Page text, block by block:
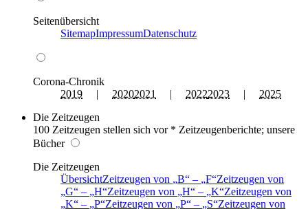
Seitenübersicht
SitemapImpressumDatenschutz
Corona-Chronik
2019 | 20202021 | 20222023 | 2025
Die Zeitzeugen
100 Zeitzeugen stellen sich vor * Zeitzeugenberichte; unsere
Bücher
Die Zeitzeugen
ÜbersichtZeitzeugen von B – F Zeitzeugen von
G
– H Zeitzeugen von H – K Zeitzeugen von
K
– P Zeitzeugen von P – S Zeitzeugen von